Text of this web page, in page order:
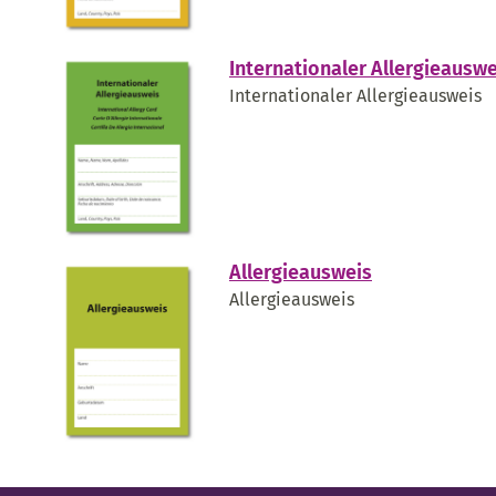
Internationaler
Internationaler Allergieausweis
Allergieausweis
Allergieausweis